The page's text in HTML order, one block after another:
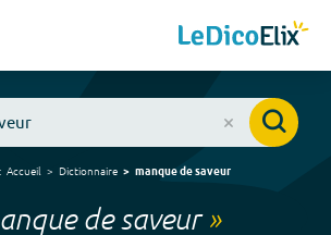
Accueil Dictionnaire manque de saveur
de saveur»